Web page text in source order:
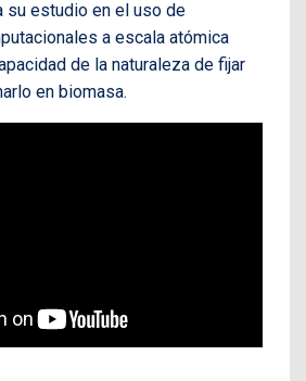
su estudio en el uso de
a escala atómica
de la naturaleza de fijar
en biomasa.